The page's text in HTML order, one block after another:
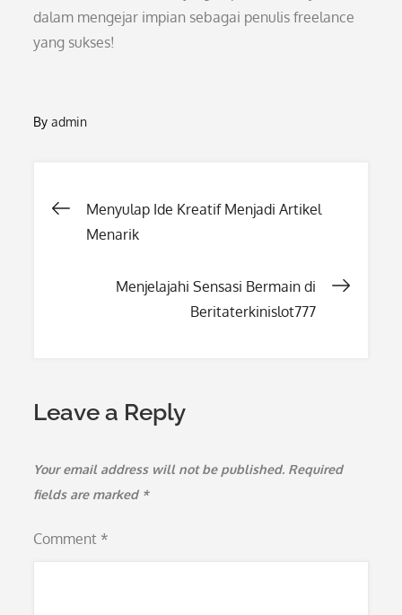
dalam mengejar impian sebagai penulis freelance
yang sukses!
Byadmin
Post
Menyulap Ide Kreatif Menjadi Artikel
Menarik
Menjelajahi Sensasi Bermain di
Beritaterkinislot777
Leave a Reply
Your email address will not be published. Required
fields are marked *
Comment *